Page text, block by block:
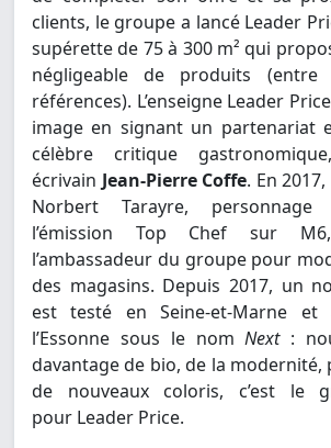
clients, le groupe a lancé Leader
supérette de 75 à 300 m² qui
négligeable de produits
références). L’enseigne Leader
image en signant un partenariat
célèbre critique
écrivain Jean-Pierre Coffe. En
Norbert Tarayre,
l’émission Top Chef sur
l’ambassadeur du groupe pour
des magasins. Depuis 2017, un
est testé en Seine-et-Marne et
l’Essonne sous le nomNext:
davantage de bio, de la modernité,
de nouveaux coloris, c’est le
pour Leader Price.